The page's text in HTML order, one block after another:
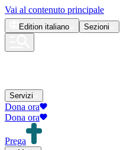
Vai al contenuto principale
Edition italiano Sezioni
Servizi
Dona ora
Dona ora
Prega